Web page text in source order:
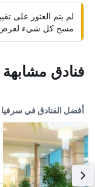
لم يتم العثور على
مسح كل شيء لعرض
فنادق
أفضل الفنادق في سرفيا